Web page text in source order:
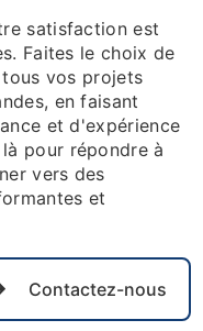
satisfaction est
Faites le choix de
vos projets
en faisant
et d'expérience
pour répondre à
vers des
et
Contactez-nous